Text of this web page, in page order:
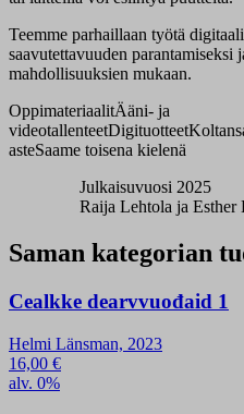
Teemme parhaillaan työtä
saavutettavuuden parantamiseksi
mahdollisuuksien mukaan.
OppimateriaalitÄäni- ja
videotallenteetDigituotteet
asteSaame toisena kielenä
Julkaisuvuosi 2025
Raija Lehtola ja Esther
Saman kategorian
Cealkke dearvvuođaid 1
Helmi Länsman, 2023
16,00 €
alv. 0%